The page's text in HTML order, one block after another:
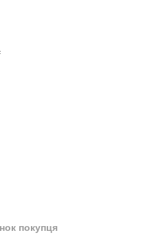
покупця